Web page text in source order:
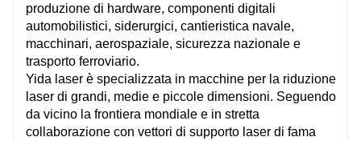
produzione di hardware, componenti digitali
automobilistici, siderurgici, cantieristica navale,
macchinari, aerospaziale, sicurezza nazionale e
trasporto ferroviario.
Yida laser è specializzata in macchine per la riduzione
laser di grandi, medie e piccole dimensioni. Seguendo
da vicino la frontiera mondiale e in stretta
collaborazione con vettori di supporto laser di fama